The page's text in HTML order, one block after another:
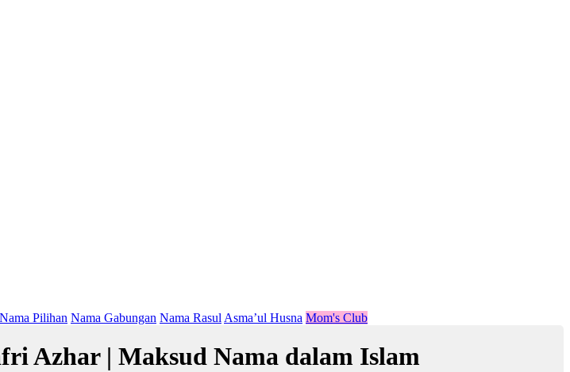
Nama Pilihan Nama Gabungan Nama Rasul Asma’ul Husna Mom's Club
Azhar | Maksud Nama dalam Islam